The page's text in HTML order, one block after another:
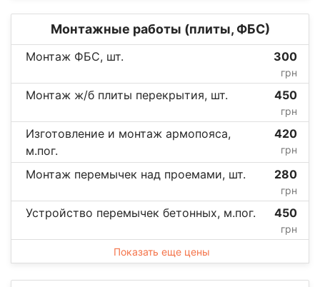
Монтажные работы (плиты, ФБС)
Монтаж ФБС, шт. 300
грн
Монтаж ж/б плиты перекрытия, шт. 450
грн
Изготовление и монтаж армопояса,
м.пог.
420
грн
Монтаж перемычек над проемами, шт. 280
грн
Устройство перемычек бетонных, м.пог. 450
грн
Показать еще цены